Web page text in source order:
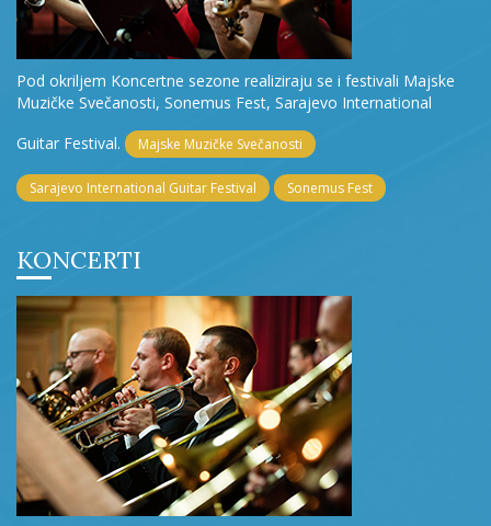
Pod okriljem Koncertne sezone realiziraju se i festivali Majske
Muzičke Svečanosti, Sonemus Fest, Sarajevo International
Guitar Festival.
Majske Muzičke Svečanosti
Sarajevo International Guitar Festival Sonemus Fest
KONCERTI